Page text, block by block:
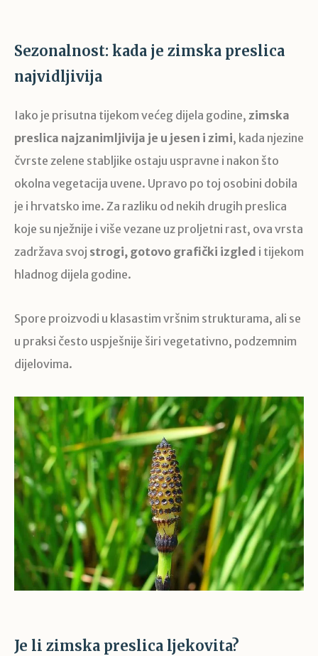
Sezonalnost: kada je zimska preslica
najvidljivija
Iako je prisutna tijekom većeg dijela godine, zimska
preslica najzanimljivija je u jesen i zimi, kada njezine
čvrste zelene stabljike ostaju uspravne i nakon što
okolna vegetacija uvene. Upravo po toj osobini dobila
je i hrvatsko ime. Za razliku od nekih drugih preslica
koje su nježnije i više vezane uz proljetni rast, ova vrsta
zadržava svoj strogi, gotovo grafički izgled i tijekom
hladnog dijela godine.
Spore proizvodi u klasastim vršnim strukturama, ali se
u praksi često uspješnije širi vegetativno, podzemnim
dijelovima.
Je li zimska preslica ljekovita?